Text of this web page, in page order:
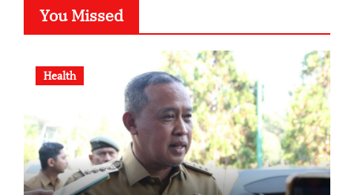
You Missed
Health